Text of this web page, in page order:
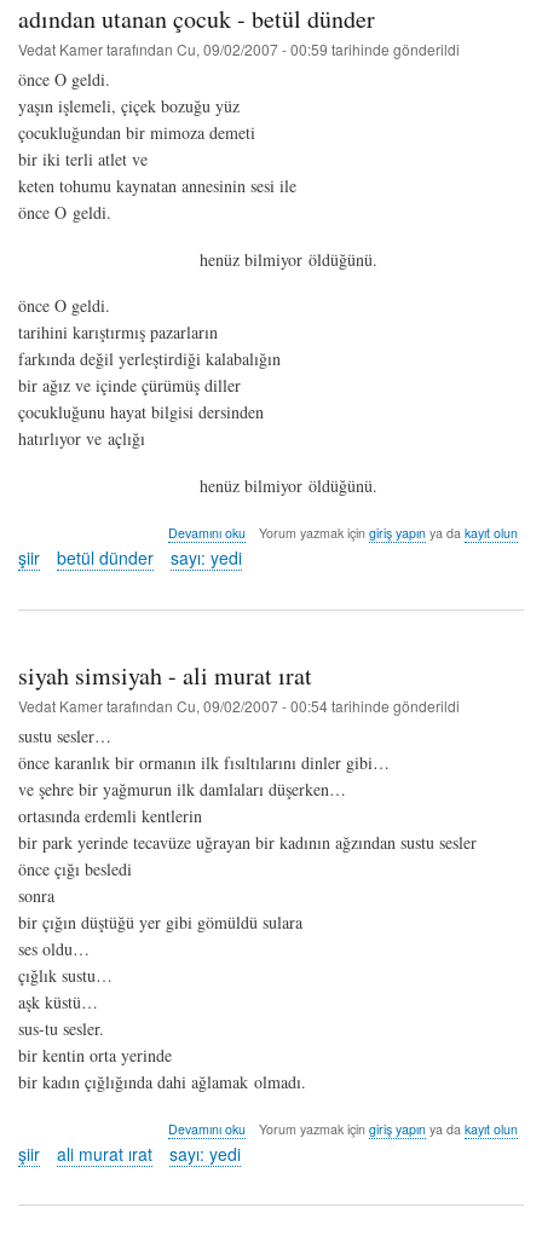
adından utanan çocuk - betül dünder
Vedat Kamertarafından Cu, 09/02/2007 - 00:59 tarihinde gönderildi
önce O geldi.
yaşın işlemeli, çiçek bozuğu yüz
çocukluğundan bir mimoza demeti
bir iki terli atlet ve
keten tohumu kaynatan annesinin sesi ile
önce O geldi.
henüz bilmiyor öldüğünü.
önce O geldi.
tarihini karıştırmış pazarların
farkında değil yerleştirdiği kalabalığın
bir ağız ve içinde çürümüş diller
çocukluğunu hayat bilgisi dersinden
hatırlıyor ve açlığı
henüz bilmiyor öldüğünü.
adından
utanan
çocuk
betül
Devamını oku Yorum yazmak için giriş yapınya da kayıt olun
şiir betül dünder sayı: yedi
siyah simsiyah - ali murat ırat
Vedat Kamertarafından Cu, 09/02/2007 - 00:54tarihinde gönderildi
sustu sesler…
önce karanlık bir ormanın ilk fısıltılarını dinler gibi…
ve şehre bir yağmurun ilk damlaları düşerken…
ortasında erdemli kentlerin
bir park yerinde tecavüze uğrayan bir kadının ağzından sustu sesler
önce çığı besledi
sonra
bir çığın düştüğü yer gibi gömüldü sulara
ses oldu…
çığlık sustu…
aşk küstü…
sus-tu sesler.
bir kentin orta yerinde
bir kadın çığlığında dahi ağlamak olmadı.
siyah
-
murat
Devamını oku Yorum yazmak için giriş yapınya da kayıt olun
şiir ali murat ırat sayı: yedi